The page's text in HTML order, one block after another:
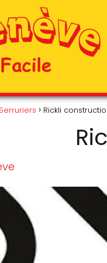
Serruriers Rickli